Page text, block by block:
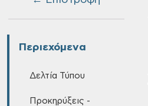
Περιεχόμενα
Δελτία Τύπου
Προκηρύξεις -